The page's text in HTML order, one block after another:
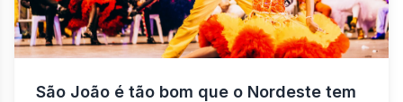
São João é tão bom que o Nordeste tem